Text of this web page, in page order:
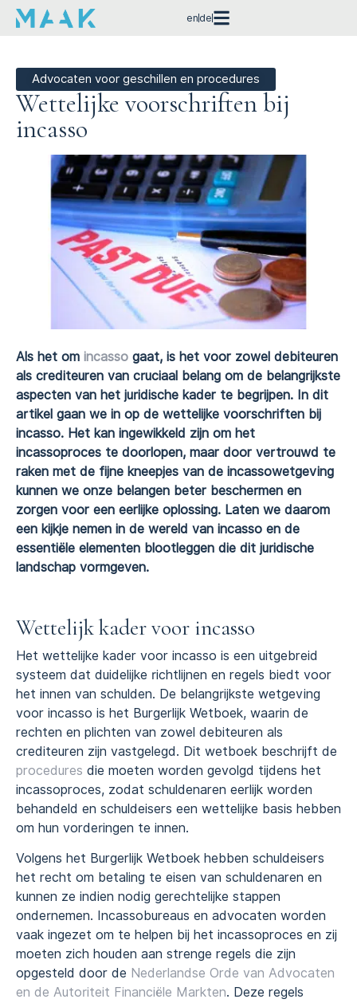
en de
Advocaten voor geschillen en procedures
Wettelijke voorschriften bij
incasso
Als het om incasso gaat, is het voor zowel debiteuren
als crediteuren van cruciaal belang om de belangrijkste
aspecten van het juridische kader te begrijpen. In dit
artikel gaan we in op de wettelijke voorschriften bij
incasso. Het kan ingewikkeld zijn om het
incassoproces te doorlopen, maar door vertrouwd te
raken met de fijne kneepjes van de incassowetgeving
kunnen we onze belangen beter beschermen en
zorgen voor een eerlijke oplossing. Laten we daarom
een kijkje nemen in de wereld van incasso en de
essentiële elementen blootleggen die dit juridische
landschap vormgeven.
Wettelijk kader voor incasso
Het wettelijke kader voor incasso is een uitgebreid
systeem dat duidelijke richtlijnen en regels biedt voor
het innen van schulden. De belangrijkste wetgeving
voor incasso is het Burgerlijk Wetboek, waarin de
rechten en plichten van zowel debiteuren als
crediteuren zijn vastgelegd. Dit wetboek beschrijft de
procedures die moeten worden gevolgd tijdens het
incassoproces, zodat schuldenaren eerlijk worden
behandeld en schuldeisers een wettelijke basis hebben
om hun vorderingen te innen.
Volgens het Burgerlijk Wetboek hebben schuldeisers
het recht om betaling te eisen van schuldenaren en
kunnen ze indien nodig gerechtelijke stappen
ondernemen. Incassobureaus en advocaten worden
vaak ingezet om te helpen bij het incassoproces en zij
moeten zich houden aan strenge regels die zijn
opgesteld door de Nederlandse Orde van Advocaten
en de Autoriteit Financiële Markten. Deze regels